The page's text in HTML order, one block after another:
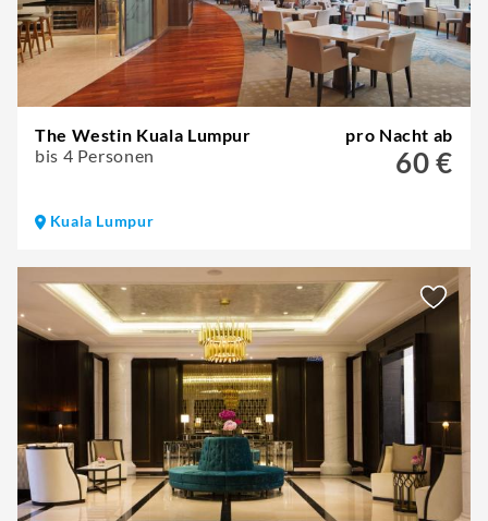
The Westin Kuala Lumpur
bis 4 Personen
pro Nacht ab
60 €
Kuala Lumpur